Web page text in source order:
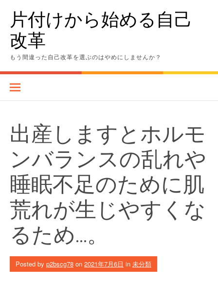
content片付けから始める自己
改革
もう間違った自己改革を選ぶのはやめにしませんか？
出産しますとホルモ
ンバランスの乱れや
睡眠不足のために肌
荒れが生じやすくな
るため…。
Posted by p2bscg78 on 2021年7月6日 in 未分類